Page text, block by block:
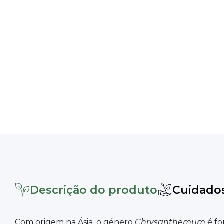
Descrição do produto